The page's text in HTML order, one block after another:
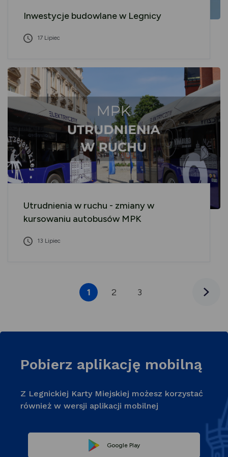
Inwestycje budowlane w Legnicy
17 Lipiec
Utrudnienia w ruchu - zmiany w
kursowaniu autobusów MPK
13 Lipiec
1 2 3
Pobierz aplikację mobilną
Z Legnickiej Karty Miejskiej możesz korzystać
również w wersji aplikacji mobilnej
Google PlayLink